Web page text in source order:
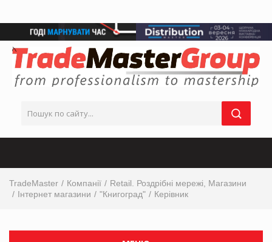
TradeMaster Компанії
Retail. Роздрібні мережі, Магазини
Інтернет магазини
"Книгоград" Керівник